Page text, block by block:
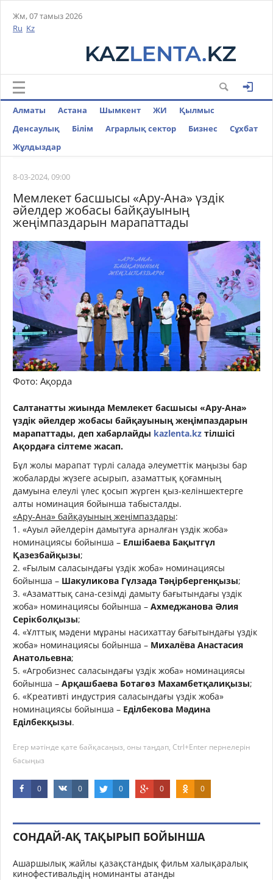
Жм, 07 тамыз 2026
Ru Kz
Алматы Астана Шымкент ЖИ
Қылмыс
Денсаулық
Білім Аграрлық сектор Бизнес
Cұхбат
Жұлдыздар
8-03-2024, 09:00
Мемлекет басшысы «Ару-Ана» үздік
әйелдер жобасы байқауының
жеңімпаздарын марапаттады
Фото: Ақорда
Салтанатты жиында Мемлекет басшысы «Ару-Ана»
үздік әйелдер жобасы байқауының жеңімпаздарын
марапаттады, деп хабарлайды kazlenta.kz тілшісі
Ақордаға сілтеме жасап.
Бұл жолы марапат түрлі салада әлеуметтік маңызы бар
жобаларды жүзеге асырып, азаматтық қоғамның
дамуына елеулі үлес қосып жүрген қыз-келіншектерге
алты номинация бойынша табысталды.
«Ару-Ана» байқауының жеңімпаздары:
1. «Ауыл әйелдерін дамытуға арналған үздік жоба»
номинациясы бойынша – Елшібаева Бақытгүл
Қазезбайқызы;
2. «Ғылым саласындағы үздік жоба» номинациясы
бойынша – Шакуликова Гүлзада Тәңірбергенқызы;
3. «Азаматтық сана-сезімді дамыту бағытындағы үздік
жоба» номинациясы бойынша – Ахмеджанова Әлия
Серікболқызы;
4. «Ұлттық мәдени мұраны насихаттау бағытындағы үздік
жоба» номинациясы бойынша – Михалёва Анастасия
Анатольевна;
5. «Агробизнес саласындағы үздік жоба» номинациясы
бойынша – Арқашбаева Ботагөз Махамбетқалиқызы;
6. «Креативті индустрия саласындағы үздік жоба»
номинациясы бойынша – Еділбекова Мәдина
Еділбекқызы.
Егер мәтінде қате байқасаңыз, оны таңдап, Ctrl+Enter пернелерін
басыңыз
0 0 0 0 0
СОНДАЙ-АҚ ТАҚЫРЫП БОЙЫНША
Ашаршылық жайлы қазақстандық фильм халықаралық
кинофестивальдің номинанты атанды